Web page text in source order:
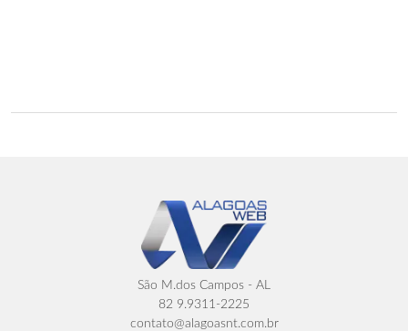
São M.dos Campos - AL
82 9.9311-2225
contato@alagoasnt.com.br